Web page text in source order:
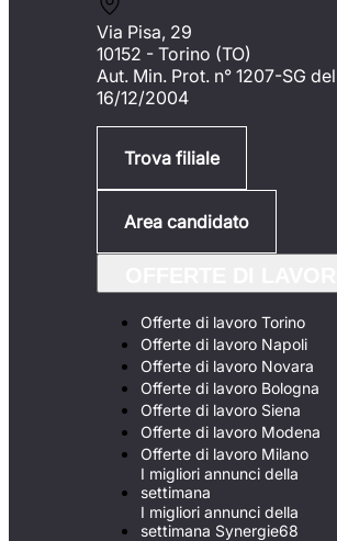
Via Pisa, 29
10152 - Torino (TO)
Aut. Min. Prot. n° 1207-SG del
16/12/2004
Trova filiale
Area candidato
Offerte di lavoro Torino
Offerte di lavoro Napoli
Offerte di lavoro Novara
Offerte di lavoro Bologna
Offerte di lavoro Siena
Offerte di lavoro Modena
Offerte di lavoro Milano
I migliori annunci della
settimana
I migliori annunci della
settimana Synergie68